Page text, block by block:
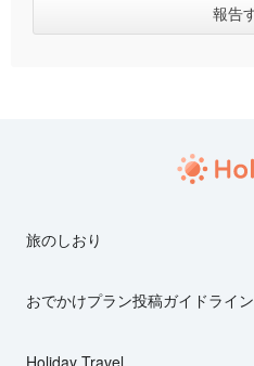
旅のしおり
おでかけプラン投稿ガイドライン
Holiday Travel